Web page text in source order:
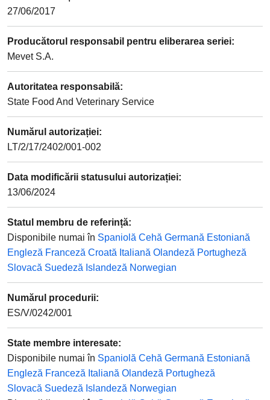
27/06/2017
Producătorul responsabil pentru eliberarea seriei:
Mevet S.A.
Autoritatea responsabilă:
State Food And Veterinary Service
Numărul autorizației:
LT/2/17/2402/001-002
Data modificării statusului autorizației:
13/06/2024
Statul membru de referință:
Disponibile numai în Spaniolă Cehă Germană Estoniană
Engleză Franceză Croată Italiană Olandeză Portugheză
Slovacă Suedeză Islandeză Norwegian
Numărul procedurii:
ES/V/0242/001
State membre interesate:
Disponibile numai în Spaniolă Cehă Germană Estoniană
Engleză Franceză Italiană Olandeză Portugheză
Slovacă Suedeză Islandeză Norwegian